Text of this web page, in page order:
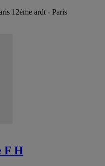
12ème ardt - Paris
F H